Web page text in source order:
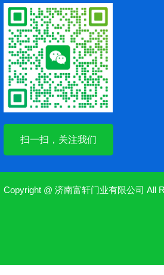
扫一扫，关注我们
Copyright @ 济南富轩门业有限公司 All